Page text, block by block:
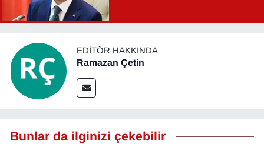
EDITÖR HAKKINDA
Ramazan Çetin
Bunlar da ilginizi çekebilir